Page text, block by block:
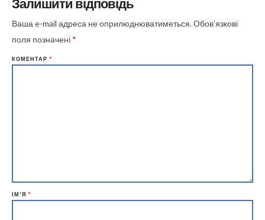
Залишити відповідь
Ваша e-mail адреса не оприлюднюватиметься.Обов’язкові
поля позначені *
КОМЕНТАР *
ІМ'Я *